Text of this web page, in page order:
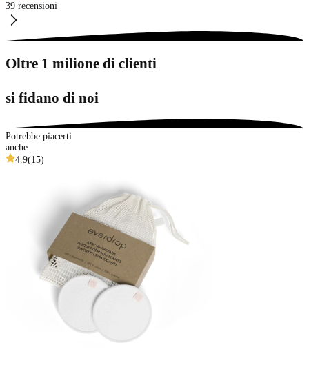
39 recensioni
Oltre 1 milione di clienti
si fidano di noi
Potrebbe piacerti
anche...
4.9(15)